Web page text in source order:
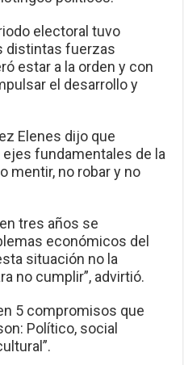
electoral tuvo
distintas fuerzas
estar a la orden y con
el desarrollo y
Elenes dijo que
fundamentales de la
mentir, no robar y no
tres años se
económicos del
situación no la
no cumplir”, advirtió.
5 compromisos que
Político, social